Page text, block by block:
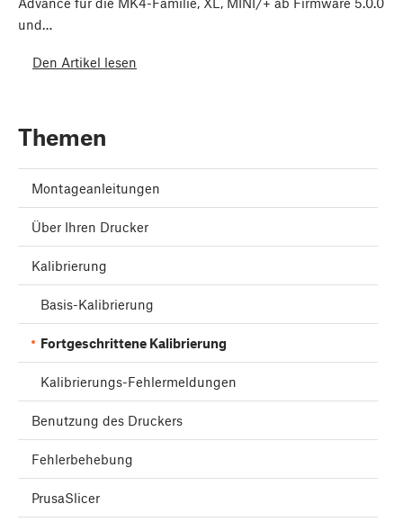
und…
Den Artikel lesen
Themen
Montageanleitungen
Über Ihren Drucker
Kalibrierung
Basis-Kalibrierung
Fortgeschrittene Kalibrierung
Kalibrierungs-Fehlermeldungen
Benutzung des Druckers
Fehlerbehebung
PrusaSlicer